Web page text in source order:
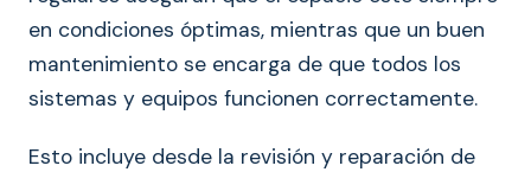
en condiciones óptimas, mientras que un buen
mantenimiento se encarga de que todos los
sistemas y equipos funcionen correctamente.
Esto incluye desde la revisión y reparación de